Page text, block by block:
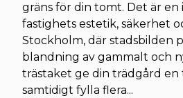
gräns för din tomt. Det är en
fastighets estetik, säkerhet
Stockholm, där stadsbilden
blandning av gammalt och
trästaket ge din trädgård en
samtidigt fylla flera...